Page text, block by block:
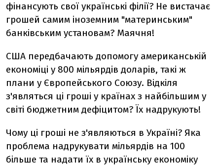
фінансують свої українські філії? Не вистачає
грошей самим іноземним "материнським"
банківським установам? Маячня!
США передбачають допомогу американській
економіці у 800 мільярдів доларів, такі ж
плани у Європейського Союзу. Відкіля
з'являться ці гроші у країнах з найбільшим у
світі бюджетним дефіцитом? Їх надрукують!
Чому ці гроші не з'являються в Україні? Яка
проблема надрукувати мільярдів на 100
більше та надати їх в українську економіку